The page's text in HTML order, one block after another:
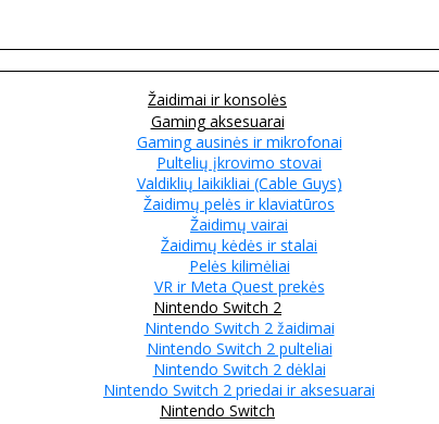
Žaidimai ir konsolės
Gaming aksesuarai
Gaming ausinės ir mikrofonai
Pultelių įkrovimo stovai
Valdiklių laikikliai (Cable Guys)
Žaidimų pelės ir klaviatūros
Žaidimų vairai
Žaidimų kėdės ir stalai
Pelės kilimėliai
VR ir Meta Quest prekės
Nintendo Switch 2
Nintendo Switch 2 žaidimai
Nintendo Switch 2 pulteliai
Nintendo Switch 2 dėklai
Nintendo Switch 2 priedai ir aksesuarai
Nintendo Switch